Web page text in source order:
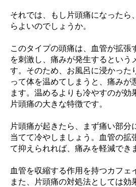
それでは、もし片頭痛になったら
らよいのでしょうか。
このタイプの頭痛は、血管が拡張
を刺激し、痛みが発生するという
す。そのため、お風呂に浸かった
って体を温めてしまうと、痛みが
ます。温めるよりも冷やすのが効
片頭痛の大きな特徴です。
片頭痛が起きたら、まず痛い部分
当てて冷やしましょう。血管の拡
て抑えられれば、痛みを軽減でき
血管を収縮する作用を持つカフェ
また、片頭痛の対処法としては効